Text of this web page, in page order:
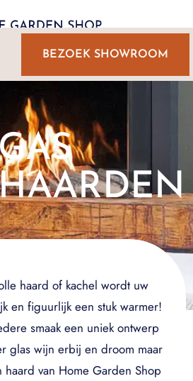
BEZOEK SHOWROOM
haard of kachel wordt uw
en figuurlijk een stuk warmer!
smaak een uniek ontwerp
glas wijn erbij en droom maar
van Home Garden Shop